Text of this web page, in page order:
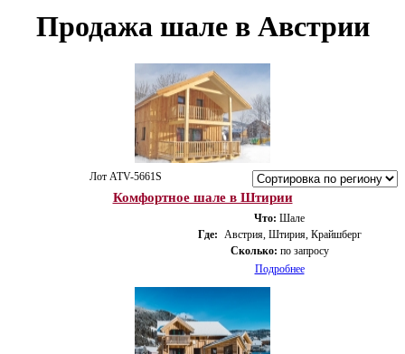
Продажа шале в Австрии
Лот ATV-5661S
Комфортное шале в Штирии
Что: Шале
Где: Австрия, Штирия, Крайшберг
Сколько: по запросу
Подробнее